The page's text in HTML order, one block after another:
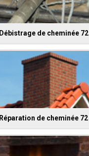
Débistrage de cheminée 72
Réparation de cheminée 72